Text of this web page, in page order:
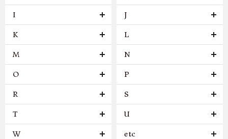
I J
K L
M N
O P
R S
T U
W etc